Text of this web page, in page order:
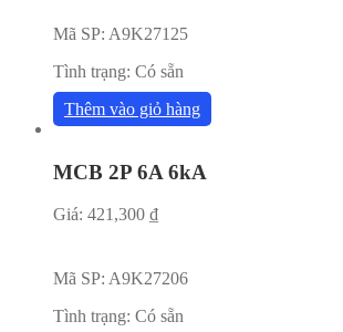
Mã SP: A9K27125
Tình trạng: Có sẵn
Thêm vào giỏ hàng
MCB 2P 6A 6kA
Giá: 421,300 ₫
Mã SP: A9K27206
Tình trạng: Có sẵn